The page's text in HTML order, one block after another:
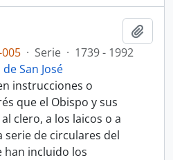
005 · Serie · 1739 - 1992
San José
instrucciones o
que el Obispo y sus
clero, a los laicos o a
de circulares del
han incluido los